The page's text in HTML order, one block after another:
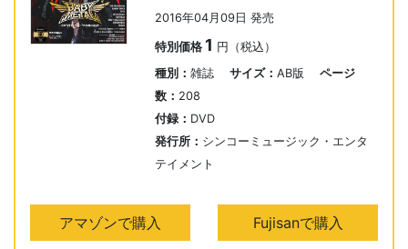
2016年04月09日 発売
特別価格 1 円（税込）
種別：雑誌サイズ：AB版ページ
数： 208
付録： DVD
発行所： シンコーミュージック・エンタ
テイメント
アマゾンで購入 Fujisanで購入